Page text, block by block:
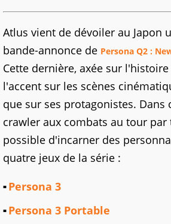
Atlus vient de dévoiler au Japon
bande-annonce de Persona Q2 :
Cette dernière, axée sur
l'accent sur les scènes
que sur ses protagonistes. Dans
crawler aux combats au tour par
possible d'incarner des
quatre jeux de la série :
Persona 3
Persona 3 Portable